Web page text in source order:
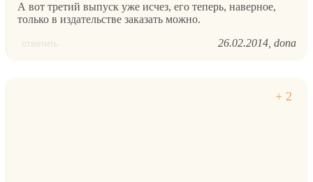
А вот третий выпуск уже исчез, его теперь, наверное,
только в издательстве заказать можно.
ответить 26.02.2014 dona